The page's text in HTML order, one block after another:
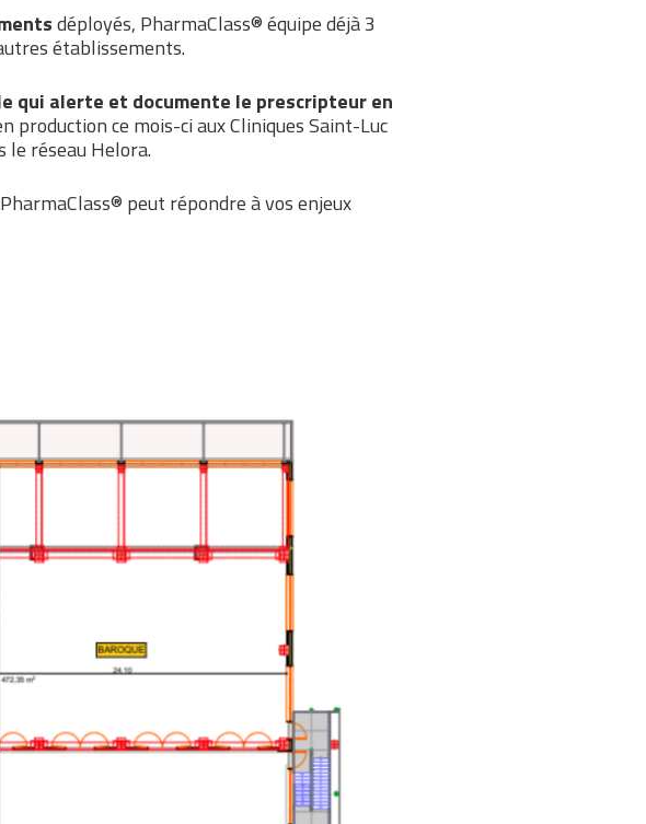
déployés, PharmaClass® équipe déjà 3
établissements.
qui alerte et documente le prescripteur en
production ce mois-ci aux Cliniques Saint-Luc
le réseau Helora.
peut répondre à vos enjeux